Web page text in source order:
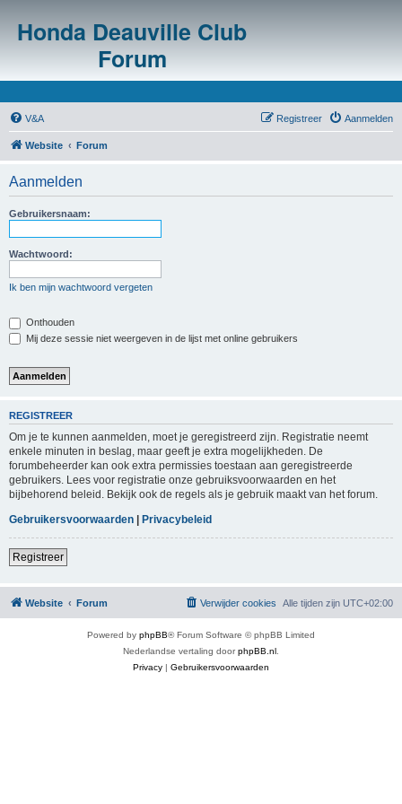
Honda Deauville Club
Forum
V&A Aanmelden
Registreer
Website Forum
Aanmelden
Gebruikersnaam:
Wachtwoord:
Ik ben mijn wachtwoord vergeten
Onthouden
Mij deze sessie niet weergeven in de lijst met online gebruikers
REGISTREER
Om je te kunnen aanmelden, moet je geregistreerd zijn. Registratie neemt
enkele minuten in beslag, maar geeft je extra mogelijkheden. De
forumbeheerder kan ook extra permissies toestaan aan geregistreerde
gebruikers. Lees voor registratie onze gebruiksvoorwaarden en het
bijbehorend beleid. Bekijk ook de regels als je gebruik maakt van het forum.
Gebruikersvoorwaarden | Privacybeleid
Registreer
Website Forum Alle tijden zijn UTC+02:00
Verwijder cookies
Powered by phpBB® Forum Software © phpBB Limited
Nederlandse vertaling doorphpBB.nl
Privacy | Gebruikersvoorwaarden